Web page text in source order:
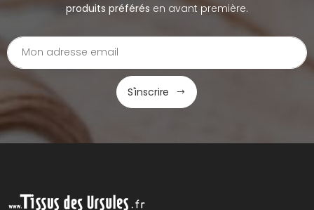
produits préférés en avant première.
S'inscrire